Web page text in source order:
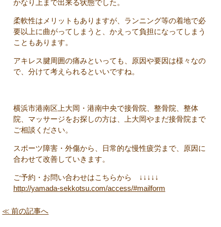
かなり上まで出来る状態でした。
柔軟性はメリットもありますが、ランニング等の着地で必
要以上に曲がってしまうと、かえって負担になってしまう
こともあります。
アキレス腱周囲の痛みといっても、原因や要因は様々なの
で、分けて考えられるといいですね。
横浜市港南区上大岡・港南中央で接骨院、整骨院、整体
院、マッサージをお探しの方は、上大岡やまだ接骨院まで
ご相談ください。
スポーツ障害・外傷から、日常的な慢性疲労まで、原因に
合わせて改善していきます。
ご予約・お問い合わせはこちらから ↓↓↓↓↓
http://yamada-sekkotsu.com/access/#mailform
≪ 前の記事へ